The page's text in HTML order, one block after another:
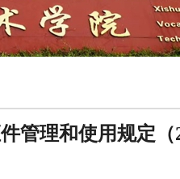
管理和使用规定（